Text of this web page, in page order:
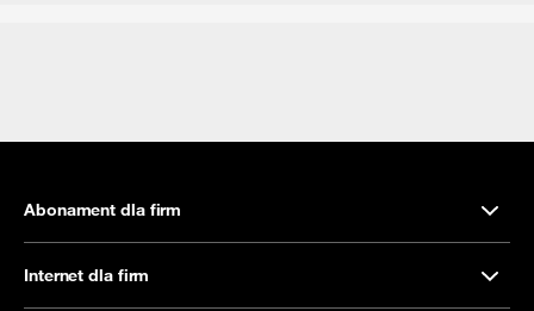
Abonament dla firm
Internet dla firm